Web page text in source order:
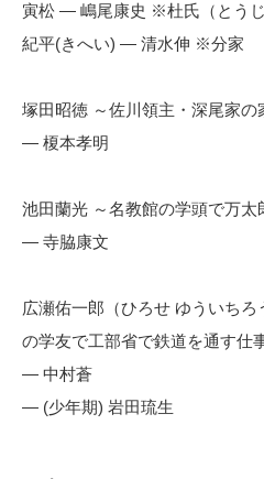
寅松 — 嶋尾康史 ※杜氏（とうじ
紀平(きへい) — 清水伸 ※分家
塚田昭徳 ～佐川領主・深尾家の
— 榎本孝明
池田蘭光 ～名教館の学頭で万太
— 寺脇康文
広瀬佑一郎（ひろせ ゆういち
の学友で工部省で鉄道を通す仕
— 中村蒼
— (少年期) 岩田琉生